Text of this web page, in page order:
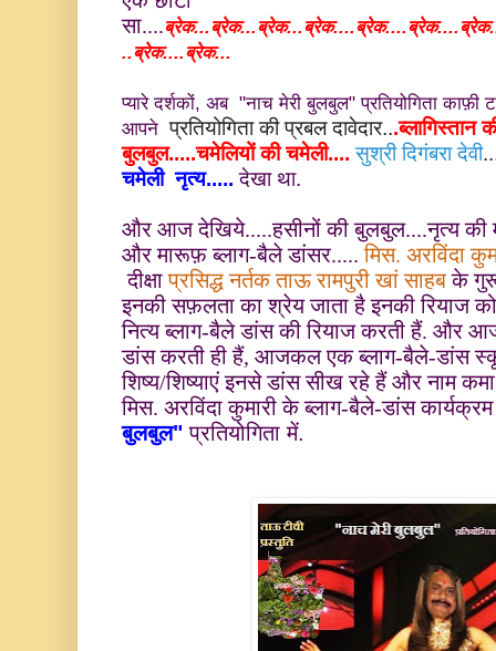
सा....ब्रेक...ब्रेक...ब्रेक...ब्रेक....ब्रेक....ब्रेक...
..ब्रेक....ब्रेक...
प्यारे दर्शकों, अब "नाच मेरी बुलबुल" प्रतियोगिता
आपने प्रतियोगिता की प्रबल दावेदार...ब्लागिस्तान
बुलबुल.....चमेलियों की चमेली.... सुश्री दिगंबरा देवी
चमेलीनृत्य.....देखा था.
और आज देखिये.....हसीनों की बुलबुल....नृत्य की
और मारूफ़ ब्लाग-बैले डांसर.....मिस. अरविंदा
दीक्षाप्रसिद्ध नर्तक ताऊ रामपुरी खां साहबके
इनकी सफ़लता का श्रेय जाता है इनकी
नित्य ब्लाग-बैले डांस की रियाज करती हैं. और
डांस करती ही हैं, आजकल एक ब्लाग-बैले-डांस
शिष्य/शिष्याएं इनसे डांस सीख रहे हैं और नाम
मिस. अरविंदा कुमारी के ब्लाग-बैले-डांस
बुलबुल" प्रतियोगिता में.